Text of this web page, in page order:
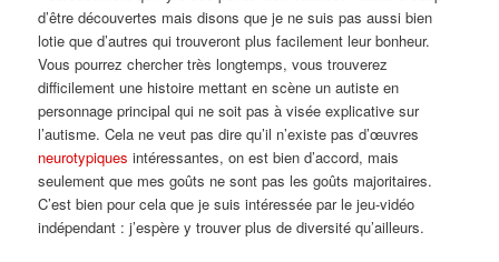
d’être découvertes mais disons que je ne suis pas aussi bien
lotie que d’autres qui trouveront plus facilement leur bonheur.
Vous pourrez chercher très longtemps, vous trouverez
difficilement une histoire mettant en scène un autiste en
personnage principal qui ne soit pas à visée explicative sur
l’autisme. Cela ne veut pas dire qu’il n’existe pas d’œuvres
neurotypiques intéressantes, on est bien d’accord, mais
seulement que mes goûts ne sont pas les goûts majoritaires.
C’est bien pour cela que je suis intéressée par le jeu-vidéo
indépendant : j’espère y trouver plus de diversité qu’ailleurs.